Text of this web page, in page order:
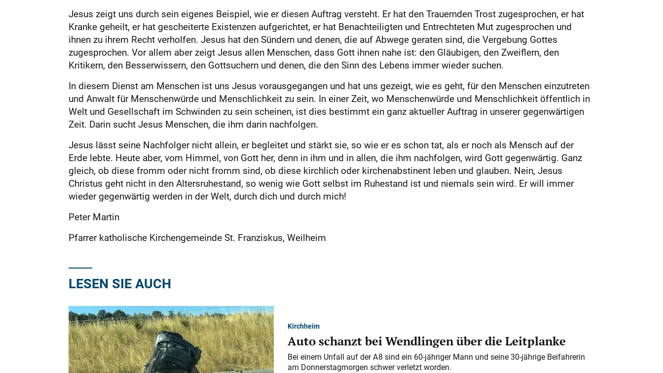
Jesus zeigt uns durch sein eigenes Beispiel, wie er diesen Auftrag versteht. Er hat den Trauernden Trost zugesprochen, er hat
Kranke geheilt, er hat gescheiterte Existenzen aufgerichtet, er hat Benachteiligten und Entrechteten Mut zugesprochen und
ihnen zu ihrem Recht verholfen. Jesus hat den Sündern und denen, die auf Abwege geraten sind, die Vergebung Gottes
zugesprochen. Vor allem aber zeigt Jesus allen Menschen, dass Gott ihnen nahe ist: den Gläubigen, den Zweiflern, den
Kritikern, den Besserwissern, den Gottsuchern und denen, die den Sinn des Lebens immer wieder suchen.
In diesem Dienst am Menschen ist uns Jesus vorausgegangen und hat uns gezeigt, wie es geht, für den Menschen einzutreten
und Anwalt für Menschenwürde und Menschlichkeit zu sein. In einer Zeit, wo Menschenwürde und Menschlichkeit öffentlich in
Welt und Gesellschaft im Schwinden zu sein scheinen, ist dies bestimmt ein ganz aktueller Auftrag in unserer gegenwärtigen
Zeit. Darin sucht Jesus Menschen, die ihm darin nachfolgen.
Jesus lässt seine Nachfolger nicht allein, er begleitet und ­stärkt sie, so wie er es schon tat, als er noch als Mensch auf der
Erde lebte. Heute aber, vom Himmel, von Gott her, denn in ihm und in allen, die ihm nachfolgen, wird Gott gegenwärtig. Ganz
gleich, ob diese fromm oder nicht fromm sind, ob diese kirchlich oder kirchenabstinent leben und glauben. Nein, Jesus
Christus geht nicht in den Altersruhestand, so wenig wie Gott selbst im Ruhestand ist und niemals sein wird. Er will immer
wieder gegenwärtig werden in der Welt, durch dich und durch mich!
Peter Martin
Pfarrer katholische Kirchengemeinde St. Franziskus, Weilheim
LESEN SIE AUCH
Kirchheim
Auto schanzt bei Wendlingen über die Leitplanke
Bei einem Unfall auf der A 8 sind ein 60-jähriger Mann und seine 30-jährige Beifahrerin
am Donnerstagmorgen schwer verletzt worden.